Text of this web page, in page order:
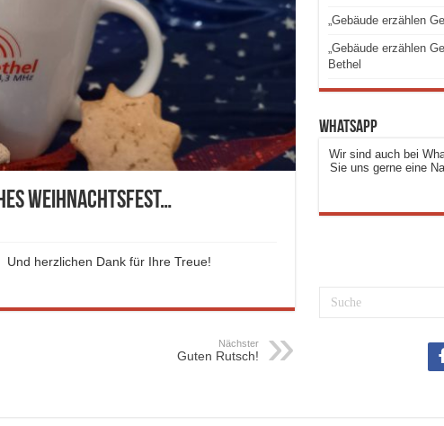
Weihnachtsfest…
herzlichen Dank für Ihre Treue!
Nächster
Guten Rutsch!
„Gebäude erzählen
„Gebäude erzählen
Bethel
Whatsapp
Wir sind auch bei
Sie uns gerne eine